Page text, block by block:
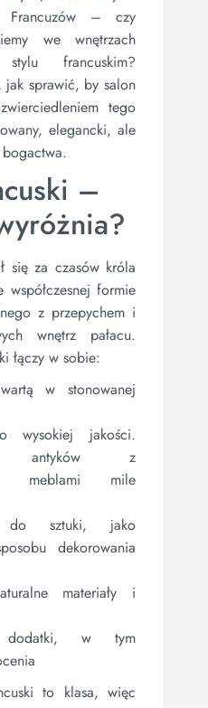
Francuzów – czy
we wnętrzach
francuskim?
jak sprawić, by salon
tego
elegancki, ale
–
się za czasów króla
formie
z przepychem i
wnętrz pałacu.
łączy w sobie:
w stonowanej
wysokiej jakości.
antyków z
meblami mile
do sztuki, jako
dekorowania
materiały i
dodatki, w tym
to klasa, więc